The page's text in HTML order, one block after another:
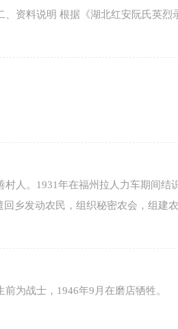
资料说明 根据《湖北红安阮氏英烈
人。1931年在福州拉人力车期间结
乡发动农民，组织秘密农会，组建
为战士，1946年9月在磨店牺牲。